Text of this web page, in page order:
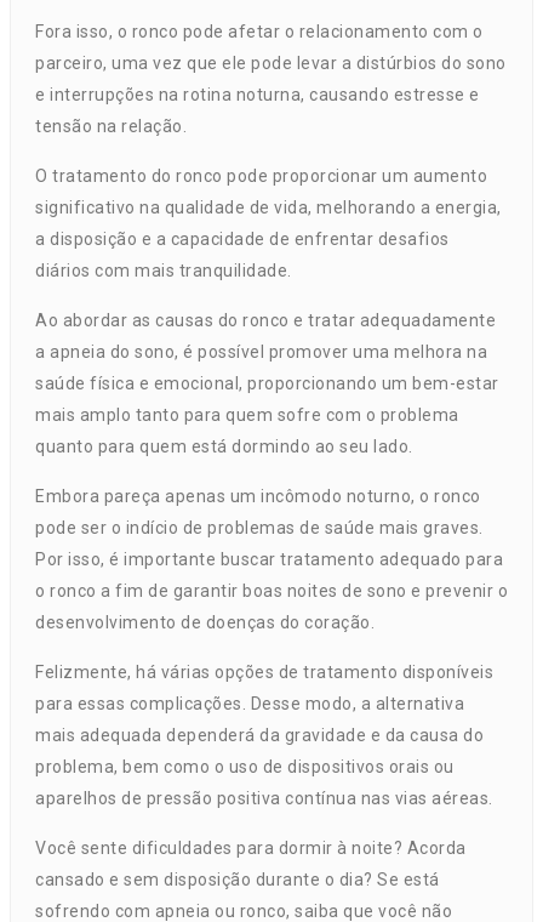
Fora isso, o ronco pode afetar o relacionamento com o
parceiro, uma vez que ele pode levar a distúrbios do sono
e interrupções na rotina noturna, causando estresse e
tensão na relação.
O tratamento do ronco pode proporcionar um aumento
significativo na qualidade de vida, melhorando a energia,
a disposição e a capacidade de enfrentar desafios
diários com mais tranquilidade.
Ao abordar as causas do ronco e tratar adequadamente
a apneia do sono, é possível promover uma melhora na
saúde física e emocional, proporcionando um bem-estar
mais amplo tanto para quem sofre com o problema
quanto para quem está dormindo ao seu lado.
Embora pareça apenas um incômodo noturno, o ronco
pode ser o indício de problemas de saúde mais graves.
Por isso, é importante buscar tratamento adequado para
o ronco a fim de garantir boas noites de sono e prevenir o
desenvolvimento de doenças do coração.
Felizmente, há várias opções de tratamento disponíveis
para essas complicações. Desse modo, a alternativa
mais adequada dependerá da gravidade e da causa do
problema, bem como o uso de dispositivos orais ou
aparelhos de pressão positiva contínua nas vias aéreas.
Você sente dificuldades para dormir à noite? Acorda
cansado e sem disposição durante o dia? Se está
sofrendo com apneia ou ronco, saiba que você não